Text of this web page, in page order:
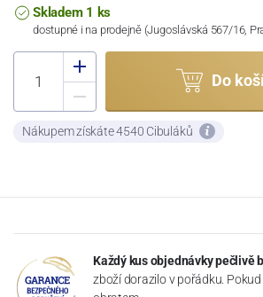
Skladem 1 ks
dostupné i na prodejně (Jugoslávská 567/16,
Do
Nákupem získáte 4540 Cibuláků
Každý kus objednávky pečlivě
zboží dorazilo v pořádku.